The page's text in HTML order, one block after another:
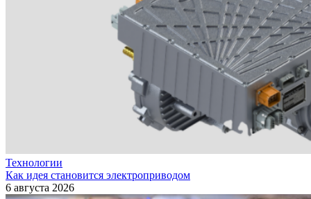
Технологии
Как идея становится электроприводом
6 августа 2026